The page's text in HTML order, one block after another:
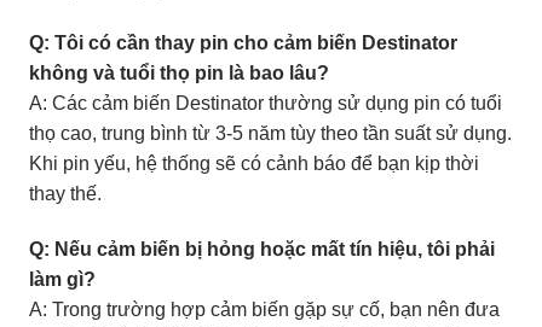
Q: Tôi có cần thay pin cho cảm biến Destinator
không và tuổi thọ pin là bao lâu?
A: Các cảm biến Destinator thường sử dụng pin có tuổi
thọ cao, trung bình từ 3-5 năm tùy theo tần suất sử dụng.
Khi pin yếu, hệ thống sẽ có cảnh báo để bạn kịp thời
thay thế.
Q: Nếu cảm biến bị hỏng hoặc mất tín hiệu, tôi phải
làm gì?
A: Trong trường hợp cảm biến gặp sự cố, bạn nên đưa